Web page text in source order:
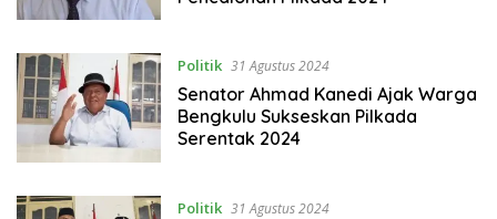
Politik 31 Agustus 2024
Senator Ahmad Kanedi Ajak Warga
Bengkulu Sukseskan Pilkada
Serentak 2024
Politik 31 Agustus 2024